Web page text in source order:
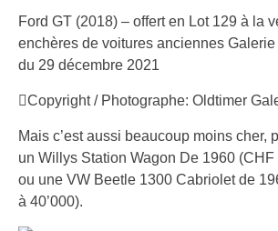
Ford GT (2018) – offert en Lot 129 à la
enchères de voitures anciennes Galerie
du 29 décembre 2021
Copyright / Photographe: Oldtimer
Mais c’est aussi beaucoup moins cher,
un Willys Station Wagon De 1960 (CHF
ou une VW Beetle 1300 Cabriolet de
à 40’000).